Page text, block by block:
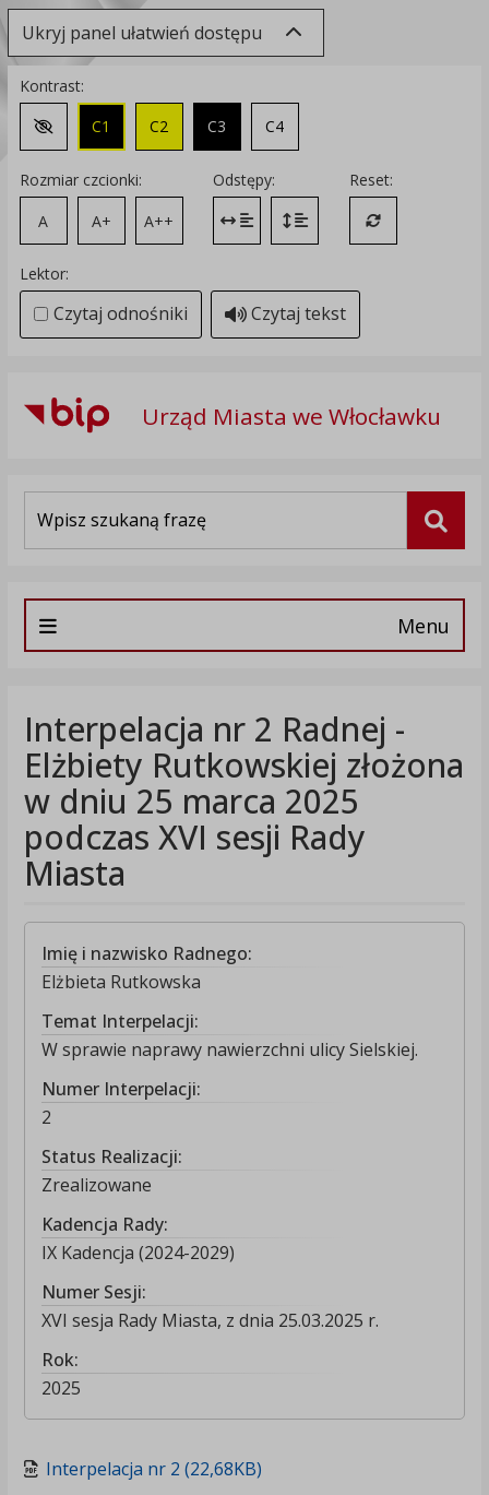
Ukryj panel ułatwień dostępu
Kontrast:
Zmień kontrast na domyślny
C1 C2 C3 C4
Rozmiar czcionki:
A
A+ A++
Odstępy:
Zmień odstęp między literami
Zmień interlinię i margines
Reset:
Przywróć
Lektor:
Czytaj odnośniki Czytaj tekst
Urząd Miasta we Włocławku
Menu
Interpelacja nr 2 Radnej -
Elżbiety Rutkowskiej złożona
w dniu 25 marca 2025
podczas XVI sesji Rady
Miasta
Imię i nazwisko Radnego:
Elżbieta Rutkowska
Temat Interpelacji:
W sprawie naprawy nawierzchni ulicy Sielskiej.
Numer Interpelacji:
2
Status Realizacji:
Zrealizowane
Kadencja Rady:
IX Kadencja (2024-2029)
Numer Sesji:
XVI sesja Rady Miasta, z dnia 25.03.2025 r.
Rok:
2025
Interpelacja nr 2 (22,68KB)